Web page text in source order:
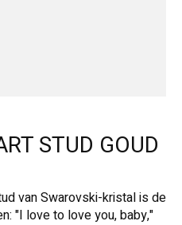
STUD GOUD
van Swarovski-kristal is de
"I love to love you, baby,"